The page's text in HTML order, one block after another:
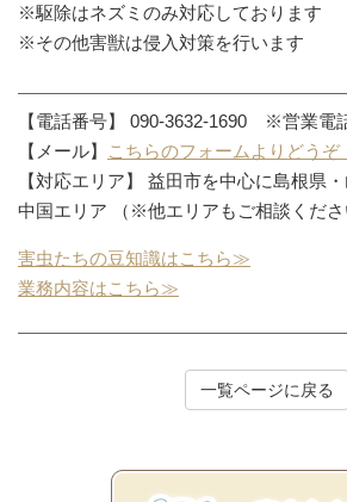
※駆除はネズミのみ対応しております
※その他害獣は侵入対策を行います
【電話番号】 090-3632-1690 ※営業電
【メール】
こちらのフォームよりどう
【対応エリア】 益田市を中心に島根県
中国エリア （※他エリアもご相談くださ
害虫たちの豆知識はこちら≫
業務内容はこちら≫
一覧ページに戻る